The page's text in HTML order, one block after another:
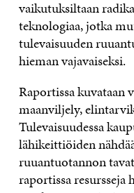
vaikutuksiltaan
teknologiaa, jotka
tulevaisuuden
hieman vajavaiseksi.
Raportissa kuvataan
maanviljely,
Tulevaisuudessa
lähikeittiöiden
ruuantuotannon
raportissa resursseja